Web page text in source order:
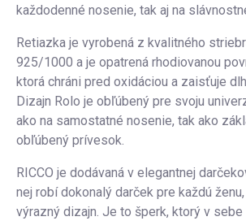
každodenné nosenie, tak aj na
Retiazka je vyrobená z kvalitného
925/1000 a je opatrená rhodiovanou
ktorá chráni pred oxidáciou a zaisťuje
Dizajn Rolo je obľúbený pre svoju
ako na samostatné nosenie, tak ako
obľúbený prívesok.
RICCO je dodávaná v elegantnej
nej robí dokonalý darček pre každú
výrazný dizajn. Je to šperk, ktorý v